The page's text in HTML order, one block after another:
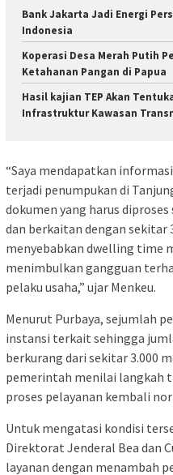
Bank Jakarta Jadi Energi
Indonesia
Koperasi Desa Merah Putih
Ketahanan Pangan di Papua
Hasil kajian TEP Akan
Infrastruktur Kawasan
“Saya mendapatkan
terjadi penumpukan di
dokumen yang harus
dan berkaitan dengan sekitar
menyebabkan dwelling time
menimbulkan gangguan
pelaku usaha,” ujar Menkeu.
Menurut Purbaya, sejumlah
instansi terkait sehingga
berkurang dari sekitar 3.000
pemerintah menilai langkah
proses pelayanan kembali
Untuk mengatasi kondisi
Direktorat Jenderal Bea dan
layanan dengan menambah